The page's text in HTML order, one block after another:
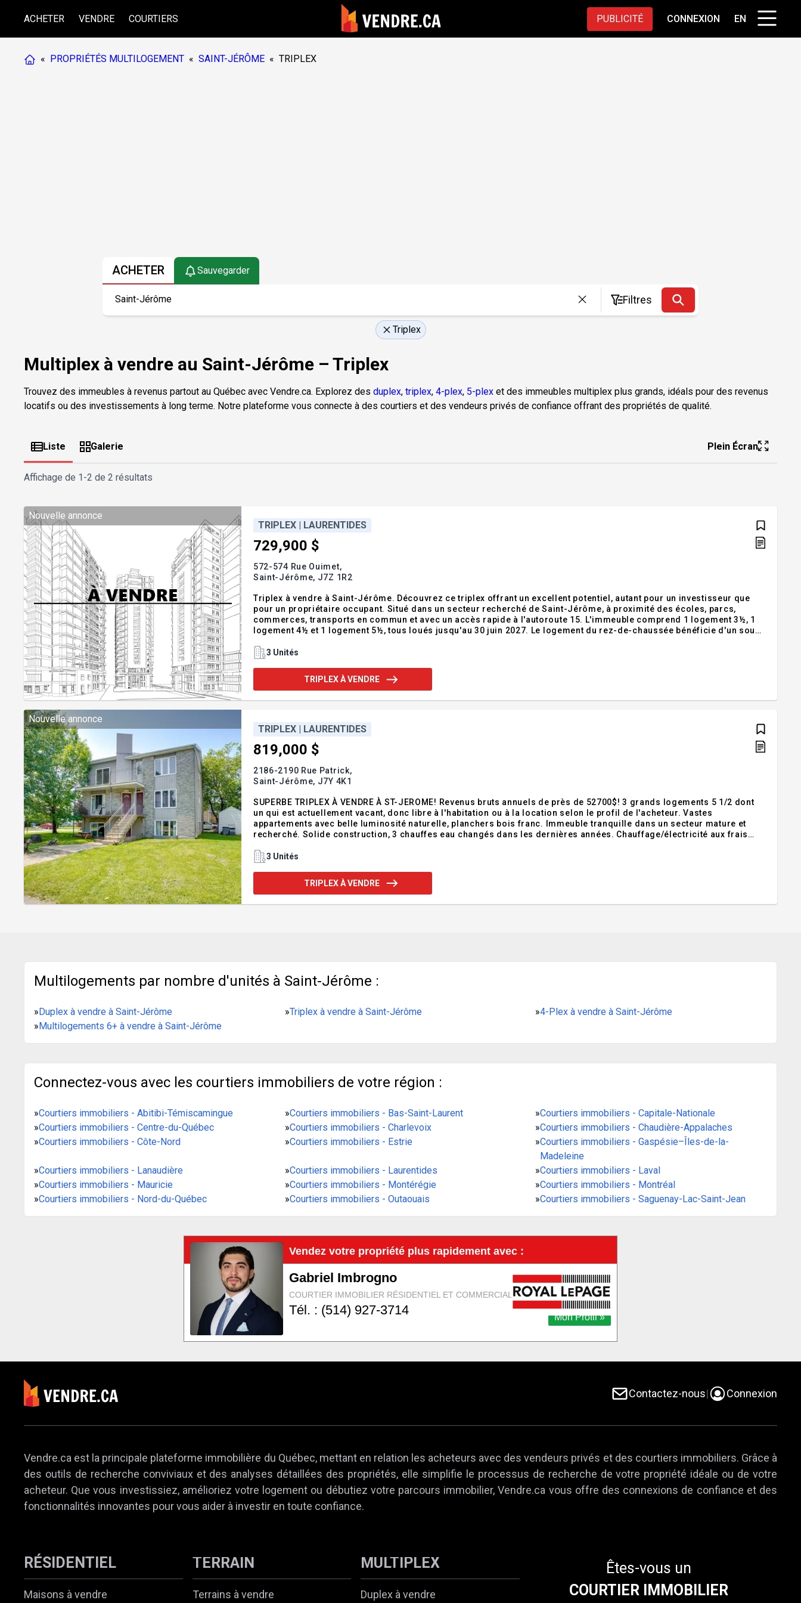
ACHETER VENDRE COURTIERS PUBLICITÉ CONNEXION EN
« PROPRIÉTÉS MULTILOGEMENT « SAINT-JÉRÔME « TRIPLEX
ACHETER Sauvegarder
Filtres
Triplex
Multiplex à vendre au Saint-Jérôme – Triplex
Trouvez des immeubles à revenus partout au Québec avec Vendre.ca. Explorez des duplex, triplex, 4-plex, 5-plex et des immeubles multiplex plus grands, idéals pour des revenus
locatifs ou des investissements à long terme. Notre plateforme vous connecte à des courtiers et des vendeurs privés de confiance offrant des propriétés de qualité.
Liste Galerie Plein Écran
Affichage de 1-2 de 2 résultats
Nouvelle annonce
TRIPLEX | LAURENTIDES
729,900 $
572-574 Rue Ouimet,
Saint-Jérôme, J7Z 1R2
Triplex à vendre à Saint-Jérôme. Découvrez ce triplex offrant un excellent potentiel, autant pour un investisseur que
pour un propriétaire occupant. Situé dans un secteur recherché de Saint-Jérôme, à proximité des écoles, parcs,
commerces, transports en commun et avec un accès rapide à l'autoroute 15. L'immeuble comprend 1 logement 3½, 1
logement 4½ et 1 logement 5½, tous loués jusqu'au 30 juin 2027. Le logement du rez-de-chaussée bénéficie d'un sous-
annuels de 36 840 $, offrant u
3 Unités
TRIPLEX À VENDRE
Nouvelle annonce
TRIPLEX | LAURENTIDES
819,000 $
2186-2190 Rue Patrick,
Saint-Jérôme, J7Y 4K1
SUPERBE TRIPLEX À VENDRE À ST-JEROME! Revenus bruts annuels de près de 52700$! 3 grands logements 5 1/2 dont
un qui est actuellement vacant, donc libre à l'habitation ou à la location selon le profil de l'acheteur. Vastes
appartements avec belle luminosité naturelle, planchers bois franc. Immeuble tranquille dans un secteur mature et
recherché. Solide construction, 3 chauffes eau changés dans les dernières années. Chauffage/électricité aux frais
logement. Un potentiel d'optimisa
3 Unités
TRIPLEX À VENDRE
Multilogements par nombre d'unités à Saint-Jérôme :
»Duplex à vendre à Saint-Jérôme »Triplex à vendre à Saint-Jérôme »4-Plex à vendre à Saint-Jérôme
»Multilogements 6+ à vendre à Saint-Jérôme
Connectez-vous avec les courtiers immobiliers de votre région :
»Courtiers immobiliers - Abitibi-Témiscamingue »Courtiers immobiliers - Bas-Saint-Laurent »Courtiers immobiliers - Capitale-Nationale
»Courtiers immobiliers - Centre-du-Québec »Courtiers immobiliers - Charlevoix »Courtiers immobiliers - Chaudière-Appalaches
»Courtiers immobiliers - Côte-Nord »Courtiers immobiliers - Estrie »Courtiers immobiliers - Gaspésie–Îles-de-la-
Madeleine
»Courtiers immobiliers - Lanaudière »Courtiers immobiliers - Laurentides »Courtiers immobiliers - Laval
»Courtiers immobiliers - Mauricie »Courtiers immobiliers - Montérégie »Courtiers immobiliers - Montréal
»Courtiers immobiliers - Nord-du-Québec »Courtiers immobiliers - Outaouais »Courtiers immobiliers - Saguenay-Lac-Saint-Jean
Contactez-nous| Connexion
Vendre.ca est la principale plateforme immobilière du Québec, mettant en relation les acheteurs avec des vendeurs privés et des courtiers immobiliers. Grâce à
des outils de recherche conviviaux et des analyses détaillées des propriétés, elle simplifie le processus de recherche de votre propriété idéale ou de votre
acheteur. Que vous investissiez, amélioriez votre logement ou débutiez votre parcours immobilier, Vendre.ca vous offre des connexions de confiance et des
fonctionnalités innovantes pour vous aider à investir en toute confiance.
RÉSIDENTIEL
Maisons à vendre
TERRAIN
Terrains à vendre
MULTIPLEX
Duplex à vendre
Êtes-vous un
COURTIER IMMOBILIER